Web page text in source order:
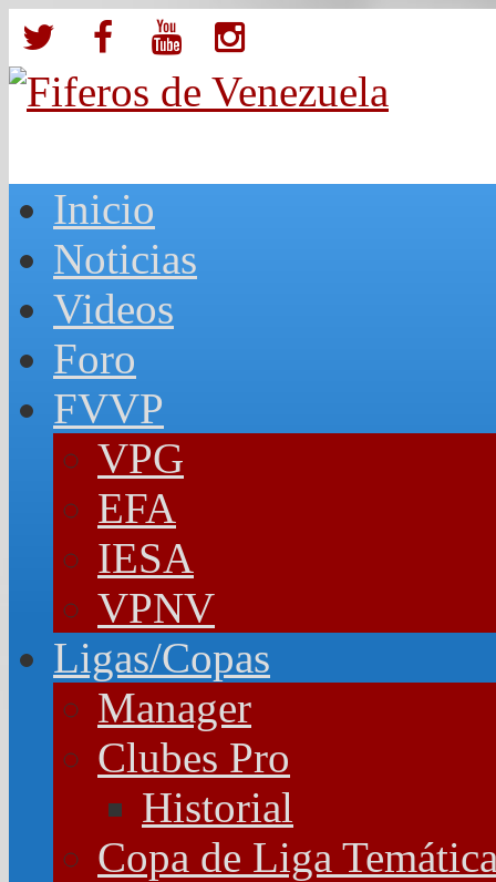
Inicio
Noticias
Videos
Foro
FVVP
VPG
EFA
IESA
VPNV
Ligas/Copas
Manager
Clubes Pro
Historial
Copa de Liga